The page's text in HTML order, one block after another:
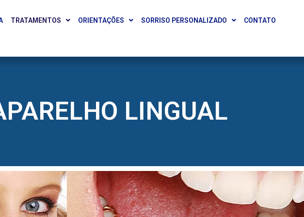
TRATAMENTOS ORIENTAÇÕES SORRISO PERSONALIZADO CONTATO
LINGUAL